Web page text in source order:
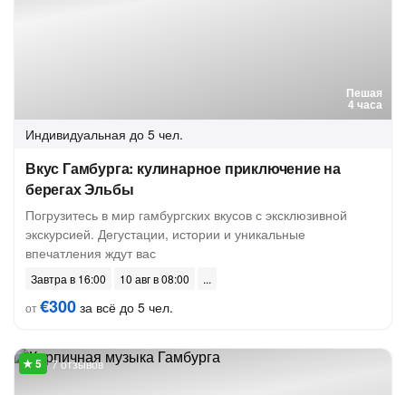
Пешая
4 часа
Индивидуальная до 5 чел.
Вкус Гамбурга: кулинарное приключение на
берегах Эльбы
Погрузитесь в мир гамбургских вкусов с эксклюзивной
экскурсией. Дегустации, истории и уникальные
впечатления ждут вас
Завтра в 16:00
10 авг в 08:00
от€300 за всё до 5 чел.
7 отзывов